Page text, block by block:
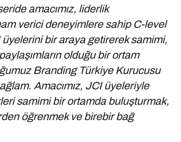
amacımız, liderlik
verici deneyimlere sahip C-level
bir araya getirerek samimi,
olduğu bir ortam
Branding Türkiye Kurucusu
Amacımız, JCI üyeleriyle
samimi bir ortamda buluşturmak,
öğrenmek ve birebir bağ